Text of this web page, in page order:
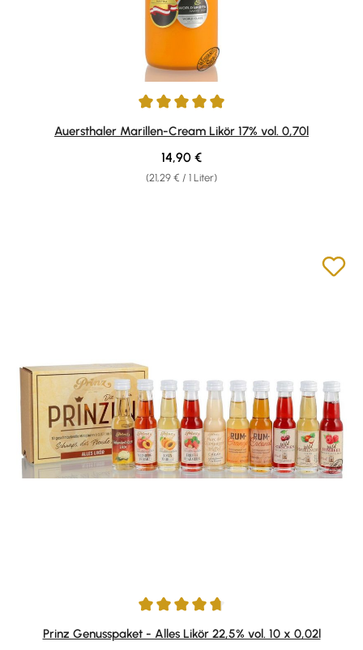
Durchschnittliche Bewertung von 4.88 von 5 Sternen
Auersthaler Marillen-Cream Likör 17% vol. 0,70l
(21,29 € / 1 Liter)
Regulärer Preis:
14,90 €
Durchschnittliche Bewertung von 4.87 von 5 Sternen
Prinz Genusspaket - Alles Likör 22,5% vol. 10 x 0,02l